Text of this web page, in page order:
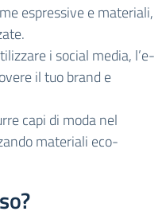
espressive e materiali,
i social media, l’e-
il tuo brand e
capi di moda nel
materiali eco-